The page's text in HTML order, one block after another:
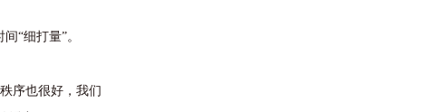
“细打量”。
序也很好，我们